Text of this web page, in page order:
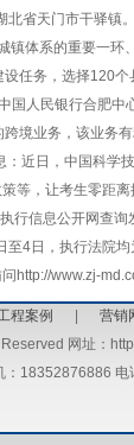
省天门市干驿镇
系的重要一环
任务，选择120
民银行合肥中
境业务，该业务
日，中国科学
等，让考生零距
信息公开网查询
至4日，执行法院
http://www.zj-
程案例 营销
网址：
18352876886